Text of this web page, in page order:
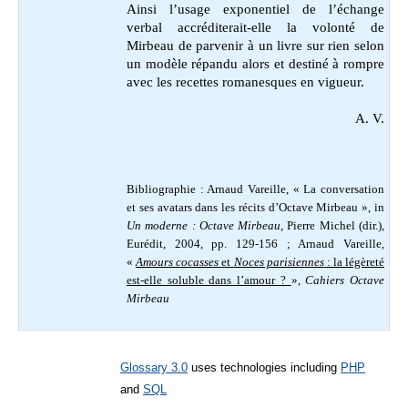
Ainsi l’usage exponentiel de l’échange
verbal accréditerait-elle la volonté de
Mirbeau de parvenir à un livre sur rien selon
un modèle répandu alors et destiné à rompre
avec les recettes romanesques en vigueur.
A. V.
Bibliographie : Arnaud Vareille, « La conversation
et ses avatars dans les récits d’Octave Mirbeau », in
Un moderne : Octave Mirbeau , Pierre Michel (dir.),
Eurédit, 2004, pp. 129-156 ; Arnaud Vareille,
«Amours cocasses et Noces parisiennes : la légèreté
est-elle soluble dans l’amour ? »,Cahiers Octave
Mirbeau
Glossary 3.0 uses technologies including PHP
and SQL